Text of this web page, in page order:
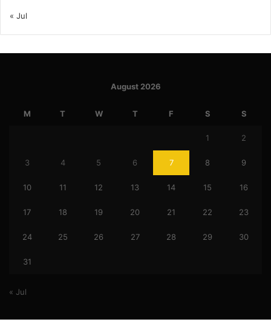
« Jul
August 2026
M T W T F S S
1 2
3 4 5 6 7 8 9
10 11 12 13 14 15 16
17 18 19 20 21 22 23
24 25 26 27 28 29 30
31
« Jul